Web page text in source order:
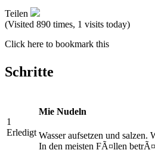
Teilen
(Visited 890 times, 1 visits today)
Click here to bookmark this
Schritte
1
Erledigt
Mie Nudeln
Wasser aufsetzen und
In den meisten FÃ¤llen